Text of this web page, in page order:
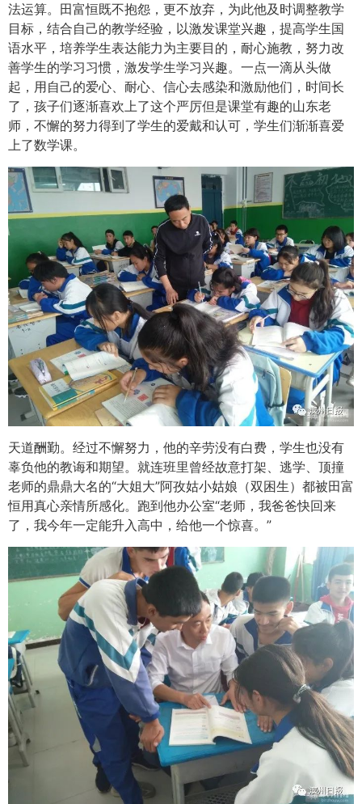
法运算。田富恒既不抱怨，更不放弃，为此他及时调整教学
目标，结合自己的教学经验，以激发课堂兴趣，提高学生国
语水平，培养学生表达能力为主要目的，耐心施教，努力改
善学生的学习习惯，激发学生学习兴趣。一点一滴从头做
起，用自己的爱心、耐心、信心去感染和激励他们，时间长
了，孩子们逐渐喜欢上了这个严厉但是课堂有趣的山东老
师，不懈的努力得到了学生的爱戴和认可，学生们渐渐喜爱
上了数学课。
天道酬勤。经过不懈努力，他的辛劳没有白费，学生也没有
辜负他的教诲和期望。就连班里曾经故意打架、逃学、顶撞
老师的鼎鼎大名的“大姐大”阿孜姑小姑娘（双困生）都被田富
恒用真心亲情所感化。跑到他办公室“老师，我爸爸快回来
了，我今年一定能升入高中，给他一个惊喜。”